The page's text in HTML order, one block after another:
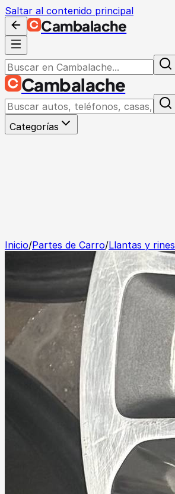
Saltar al contenido principal
Cambalache
Cambalache
Categorías
Inicio/Partes de Carro/Llantas y rines